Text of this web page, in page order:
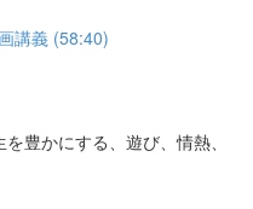
講義 (58:40)
豊かにする、遊び、情熱、